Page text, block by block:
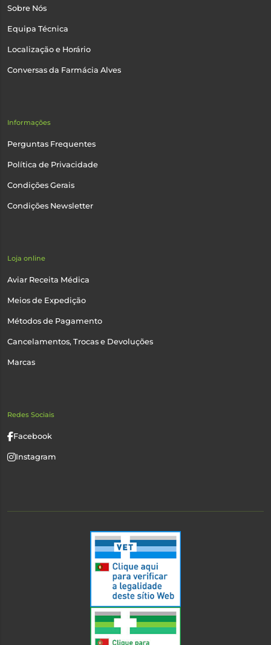
Sobre Nós
Equipa Técnica
Localização e Horário
Conversas da Farmácia Alves
Informações
Perguntas Frequentes
Política de Privacidade
Condições Gerais
Condições Newsletter
Loja online
Aviar Receita Médica
Meios de Expedição
Métodos de Pagamento
Cancelamentos, Trocas e Devoluções
Marcas
Redes Sociais
Facebook
Instagram